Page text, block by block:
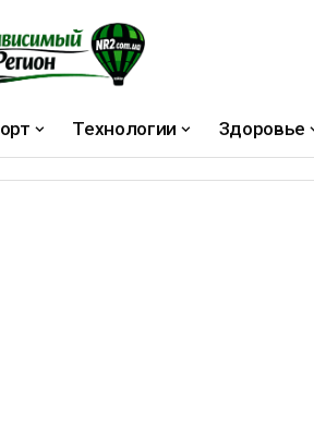
Технологии Здоровье